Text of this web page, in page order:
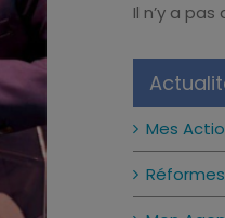
Notice
Il n’y a
Mes